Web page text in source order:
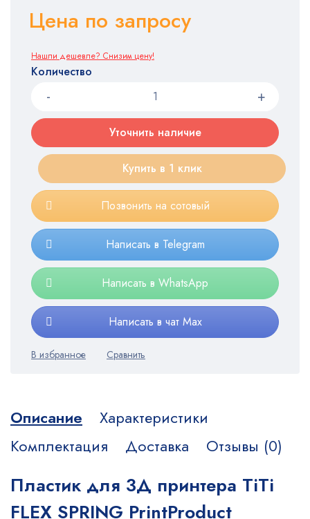
Цена по запросу
Нашли дешевле? Снизим цену!
Количество
Уточнить наличие
Купить в 1 клик
Позвонить на сотовый
Написать в Telegram
Написать в WhatsApp
Написать в чат Max
Описание
Характеристики
Комплектация
Доставка Отзывы (0)
Пластик для 3Д принтера TiTi
FLEX SPRING PrintProduct